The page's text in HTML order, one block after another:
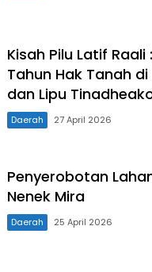
Kisah Pilu Latif
Tahun Hak Tanah
dan Lipu
Daerah 27 April 2026
Penyerobotan
Nenek Mira
Daerah 25 April 2026